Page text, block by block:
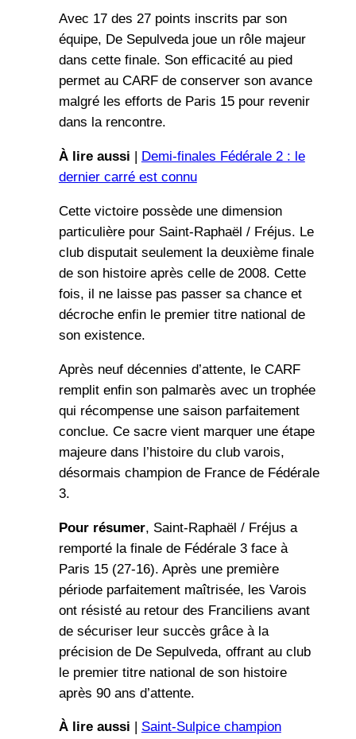
Avec 17 des 27 points inscrits par son
équipe, De Sepulveda joue un rôle majeur
dans cette finale. Son efficacité au pied
permet au CARF de conserver son avance
malgré les efforts de Paris 15 pour revenir
dans la rencontre.
À lire aussi
Demi-finales Fédérale 2 : le
dernier carré est connu
Cette victoire possède une dimension
particulière pour Saint-Raphaël / Fréjus. Le
club disputait seulement la deuxième finale
de son histoire après celle de 2008. Cette
fois, il ne laisse pas passer sa chance et
décroche enfin le premier titre national de
son existence.
Après neuf décennies d’attente, le CARF
remplit enfin son palmarès avec un trophée
qui récompense une saison parfaitement
conclue. Ce sacre vient marquer une étape
majeure dans l’histoire du club varois,
désormais champion de France de Fédérale
3.
Pour résumer, Saint-Raphaël / Fréjus a
remporté la finale de Fédérale 3 face à
Paris 15 (27-16). Après une première
période parfaitement maîtrisée, les Varois
ont résisté au retour des Franciliens avant
de sécuriser leur succès grâce à la
précision de De Sepulveda, offrant au club
le premier titre national de son histoire
après 90 ans d’attente.
À lire aussi
Saint-Sulpice champion